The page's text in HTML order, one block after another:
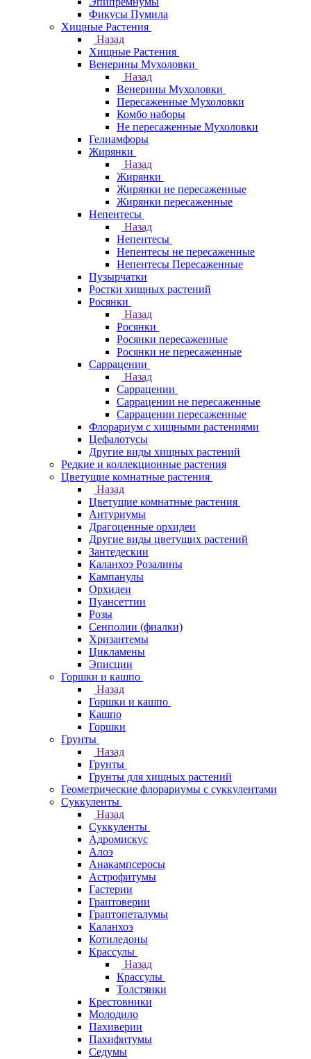
Фикусы Пумила
Хищные Растения
Назад
Хищные Растения
Венерины Мухоловки
Назад
Венерины Мухоловки
Пересаженные Мухоловки
Комбо наборы
Не пересаженные Мухоловки
Гелиамфоры
Жирянки
Назад
Жирянки
Жирянки не пересаженные
Жирянки пересаженные
Непентесы
Назад
Непентесы
Непентесы не пересаженные
Непентесы Пересаженные
Пузырчатки
Ростки хищных растений
Росянки
Назад
Росянки
Росянки пересаженные
Росянки не пересаженные
Саррацении
Назад
Саррацении
Саррацении не пересаженные
Саррацении пересаженные
Флорариум с хищными растениями
Цефалотусы
Другие виды хищных растений
Редкие и коллекционные растения
Цветущие комнатные растения
Назад
Цветущие комнатные растения
Антуриумы
Драгоценные орхидеи
Другие виды цветущих растений
Зантедескии
Каланхоэ Розалины
Кампанулы
Орхидеи
Пуансеттии
Розы
Сенполии (фиалки)
Хризантемы
Цикламены
Эписции
Горшки и кашпо
Назад
Горшки и кашпо
Кашпо
Горшки
Грунты
Назад
Грунты
Грунты для хищных растений
Геометрические флорариумы с суккулентами
Суккуленты
Назад
Суккуленты
Адромискус
Алоэ
Анакампсеросы
Астрофитумы
Гастерии
Граптоверии
Граптопеталумы
Каланхоэ
Котиледоны
Крассулы
Назад
Крассулы
Толстянки
Крестовники
Молодило
Пахиверии
Пахифитумы
Седумы